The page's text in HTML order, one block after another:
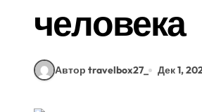
человека
Автор travelbox27_ Дек 1,